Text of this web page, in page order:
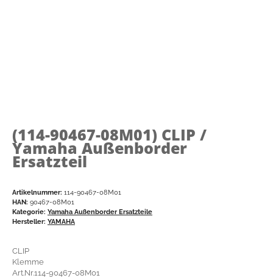
(114-90467-08M01) CLIP /
Yamaha Außenborder
Ersatzteil
Artikelnummer: 114-90467-08M01
HAN: 90467-08M01
Kategorie: Yamaha Außenborder Ersatzteile
Hersteller: YAMAHA
CLIP
Klemme
Art.Nr.114-90467-08M01